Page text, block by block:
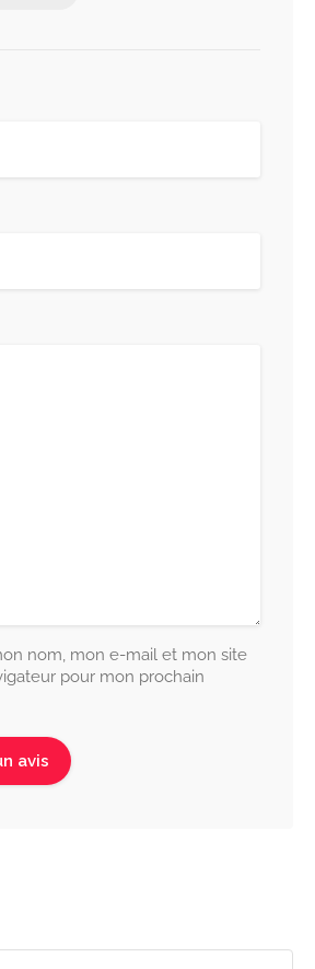
nom, mon e-mail et mon site
pour mon prochain